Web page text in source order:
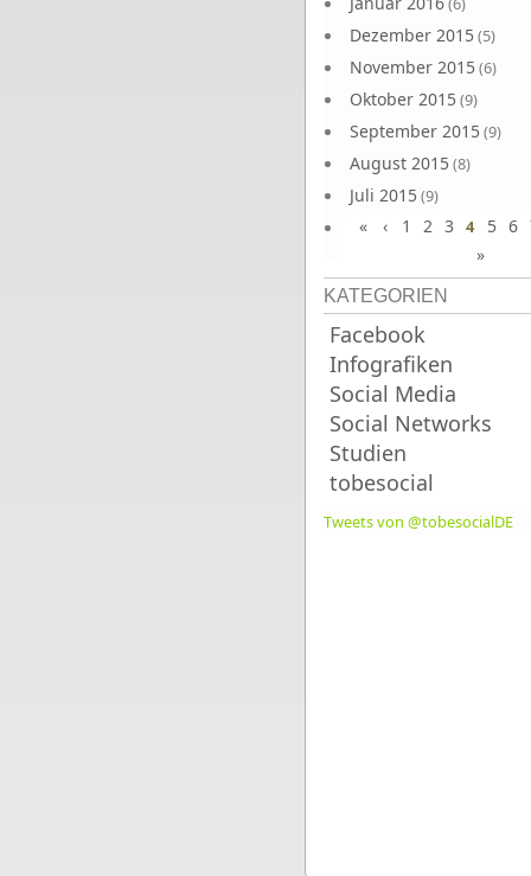
Dezember 2015(5)
November 2015(6)
Oktober 2015(9)
September 2015(9)
August 2015(8)
Juli 2015(9)
Juni 2015(9)
« ‹ 1 2 3 4 5 6
»
KATEGORIEN
Facebook
Infografiken
Social Media
Social Networks
Studien
tobesocial
Tweets von @tobesocialDE